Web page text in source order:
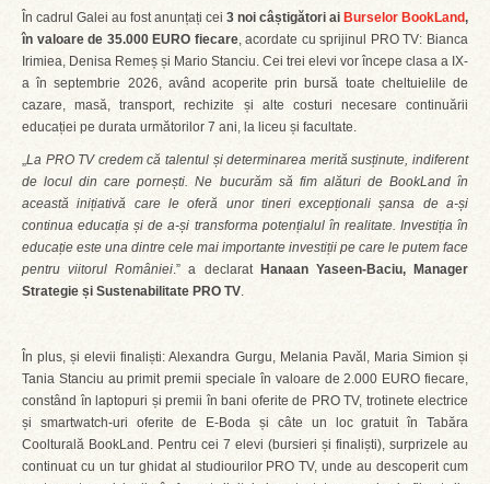
În cadrul Galei au fost anunțați cei 3 noi câștigători ai Burselor BookLand,
în valoare de 35.000 EURO fiecare, acordate cu sprijinul PRO TV: Bianca
Irimiea, Denisa Remeș și Mario Stanciu. Cei trei elevi vor începe clasa a IX-
a în septembrie 2026, având acoperite prin bursă toate cheltuielile de
cazare, masă, transport, rechizite și alte costuri necesare continuării
educației pe durata următorilor 7 ani, la liceu și facultate.
„La PRO TV credem că talentul și determinarea merită susținute, indiferent
de locul din care pornești. Ne bucurăm să fim alături de BookLand în
această inițiativă care le oferă unor tineri excepționali șansa de a-și
continua educația și de a-și transforma potențialul în realitate. Investiția în
educație este una dintre cele mai importante investiții pe care le putem face
pentru viitorul României.” a declarat Hanaan Yaseen-Baciu, Manager
Strategie și Sustenabilitate PRO TV.
În plus, și elevii finaliști: Alexandra Gurgu, Melania Pavăl, Maria Simion și
Tania Stanciu au primit premii speciale în valoare de 2.000 EURO fiecare,
constând în laptopuri și premii în bani oferite de PRO TV, trotinete electrice
și smartwatch-uri oferite de E-Boda și câte un loc gratuit în Tabăra
Coolturală BookLand. Pentru cei 7 elevi (bursieri și finaliști), surprizele au
continuat cu un tur ghidat al studiourilor PRO TV, unde au descoperit cum